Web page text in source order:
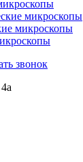
микроскопы
микроскопы
звонок